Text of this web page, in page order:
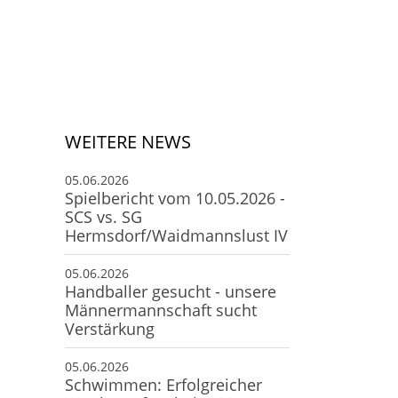
WEITERE NEWS
05.06.2026
Spielbericht vom 10.05.2026 -
SCS vs. SG
Hermsdorf/Waidmannslust IV
05.06.2026
Handballer gesucht - unsere
Männermannschaft sucht
Verstärkung
05.06.2026
Schwimmen: Erfolgreicher